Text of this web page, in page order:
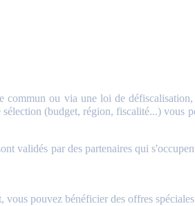
commun ou via une loi de
(budget, région, fiscalité...) vous
validés par des partenaires qui
pouvez bénéficier des offres